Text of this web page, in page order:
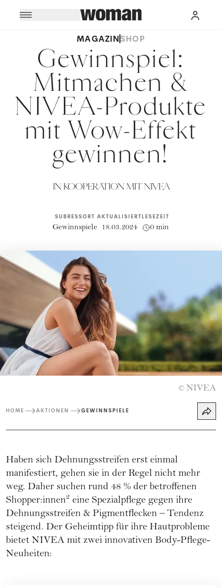
MAGAZINSHOP
Gewinnspiel:
Mitmachen &
NIVEA-Produkte
mit Wow-Effekt
gewinnen!
IN KOOPERATION MIT NIVEA
SUBRESSORT
Gewinnspiele
AKTUALISIERT
18.03.2024
LESEZEIT
0 min
© NIVEA
HOME AKTIONEN GEWINNSPIELE
Haben sich Dehnungsstreifen erst einmal
manifestiert, gehen sie in der Regel nicht mehr
weg. Daher suchen rund 48 % der betroffenen
Shopper:innen2 eine Spezialpflege gegen ihre
Dehnungsstreifen & Pigmentflecken – Tendenz
steigend. Der Geheimtipp für ihre Hautprobleme
bietet NIVEA mit zwei innovativen Body-Pflege-
Neuheiten: